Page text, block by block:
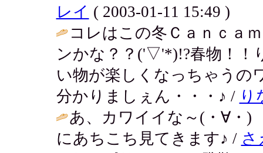
レイ ( 2003-01-11 15:49 )
コレはこの冬Ｃａｎｃａ
ンかな？？('▽'*)!?春物！！
い物が楽しくなっちゃうの
分かりましぇん・・・♪ /
あ、カワイイな～(・∀・
にあちこち見てきます♪ / さ